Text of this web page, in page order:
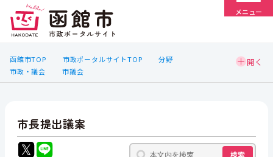
メニュー
函館市TOP 市政ポータルサイトTOP
分野
市政・議会
市議会
市長提出議案
検索